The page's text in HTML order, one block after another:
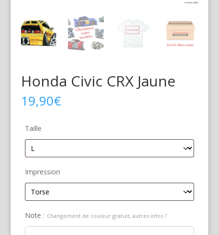
Honda Civic CRX Jaune
19,90€
Taille
Impression
Note : Changement de couleur gratuit, autres infos ?